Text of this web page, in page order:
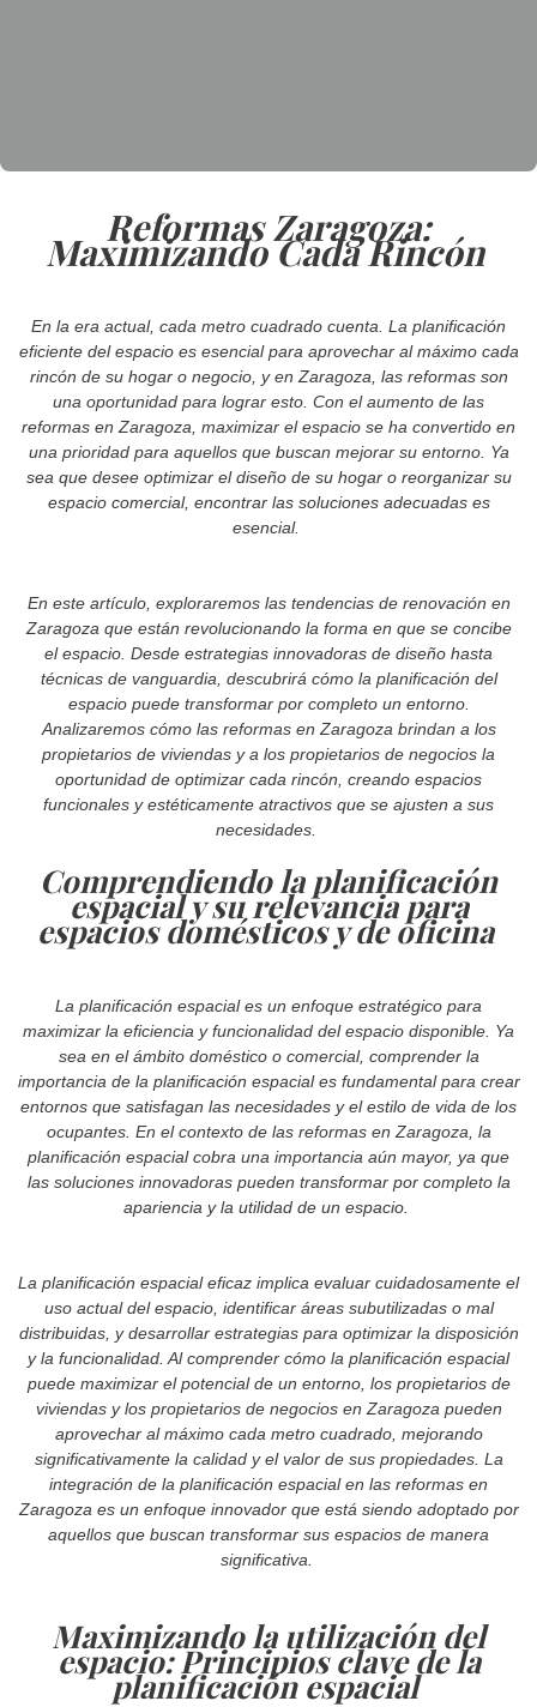
Reformas Zaragoza:
Maximizando Cada Rincón
En la era actual, cada metro cuadrado cuenta. La planificación
eficiente del espacio es esencial para aprovechar al máximo cada
rincón de su hogar o negocio, y en Zaragoza, las reformas son
una oportunidad para lograr esto. Con el aumento de las
reformas en Zaragoza, maximizar el espacio se ha convertido en
una prioridad para aquellos que buscan mejorar su entorno. Ya
sea que desee optimizar el diseño de su hogar o reorganizar su
espacio comercial, encontrar las soluciones adecuadas es
esencial.
En este artículo, exploraremos las tendencias de renovación en
Zaragoza que están revolucionando la forma en que se concibe
el espacio. Desde estrategias innovadoras de diseño hasta
técnicas de vanguardia, descubrirá cómo la planificación del
espacio puede transformar por completo un entorno.
Analizaremos cómo las reformas en Zaragoza brindan a los
propietarios de viviendas y a los propietarios de negocios la
oportunidad de optimizar cada rincón, creando espacios
funcionales y estéticamente atractivos que se ajusten a sus
necesidades.
Comprendiendo la planificación
espacial y su relevancia para
espacios domésticos y de oficina
La planificación espacial es un enfoque estratégico para
maximizar la eficiencia y funcionalidad del espacio disponible. Ya
sea en el ámbito doméstico o comercial, comprender la
importancia de la planificación espacial es fundamental para crear
entornos que satisfagan las necesidades y el estilo de vida de los
ocupantes. En el contexto de las reformas en Zaragoza, la
planificación espacial cobra una importancia aún mayor, ya que
las soluciones innovadoras pueden transformar por completo la
apariencia y la utilidad de un espacio.
La planificación espacial eficaz implica evaluar cuidadosamente el
uso actual del espacio, identificar áreas subutilizadas o mal
distribuidas, y desarrollar estrategias para optimizar la disposición
y la funcionalidad. Al comprender cómo la planificación espacial
puede maximizar el potencial de un entorno, los propietarios de
viviendas y los propietarios de negocios en Zaragoza pueden
aprovechar al máximo cada metro cuadrado, mejorando
significativamente la calidad y el valor de sus propiedades. La
integración de la planificación espacial en las reformas en
Zaragoza es un enfoque innovador que está siendo adoptado por
aquellos que buscan transformar sus espacios de manera
significativa.
Maximizando la utilización del
espacio: Principios clave de la
planificación espacial